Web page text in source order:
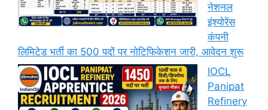
नेशनल
इंश्योरेंस
कंपनी
लिमिटेड भर्ती का 500 पदों पर नोटिफिकेशन जारी, आवेदन शुरू
IOCL
Panipat
Refinery